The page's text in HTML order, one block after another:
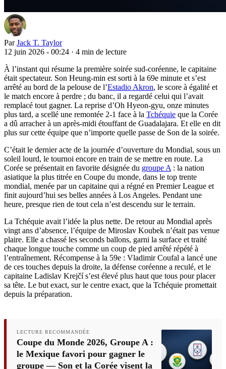
Par Jack T. Taylor
12 juin 2026 - 00:24 · 4 min de lecture
À l’instant qui résume la première soirée sud-coréenne, le capitaine
était spectateur. Son Heung-min est sorti à la 69e minute et s’est
arrêté au bord de la pelouse de l’Estadio Akron, le score à égalité et
le match encore à perdre ; du banc, il a regardé celui qui l’avait
remplacé tout gagner. La reprise d’Oh Hyeon-gyu, onze minutes
plus tard, a scellé une remontée 2-1 face à la Tchéquie que la Corée
a dû arracher à un après-midi étouffant de Guadalajara. Et elle en dit
plus sur cette équipe que n’importe quelle passe de Son de la soirée.
C’était le dernier acte de la journée d’ouverture du Mondial, sous un
soleil lourd, le tournoi encore en train de se mettre en route. La
Corée se présentait en favorite désignée du groupe A : la nation
asiatique la plus titrée en Coupe du monde, dans le top trente
mondial, menée par un capitaine qui a régné en Premier League et
finit aujourd’hui ses belles années à Los Angeles. Pendant une
heure, presque rien de tout cela n’est descendu sur le terrain.
La Tchéquie avait l’idée la plus nette. De retour au Mondial après
vingt ans d’absence, l’équipe de Miroslav Koubek n’était pas venue
plaire. Elle a chassé les seconds ballons, garni la surface et traité
chaque longue touche comme un coup de pied arrêté répété à
l’entraînement. Récompense à la 59e : Vladimir Coufal a lancé une
de ces touches depuis la droite, la défense coréenne a reculé, et le
capitaine Ladislav Krejčí s’est élevé plus haut que tous pour placer
sa tête. Le but exact, sur le centre exact, que la Tchéquie promettait
depuis la préparation.
LECTURE RECOMMANDÉE
Coupe du Monde 2026, Groupe A :
le Mexique favori pour gagner le
groupe — Son et la Corée visent la